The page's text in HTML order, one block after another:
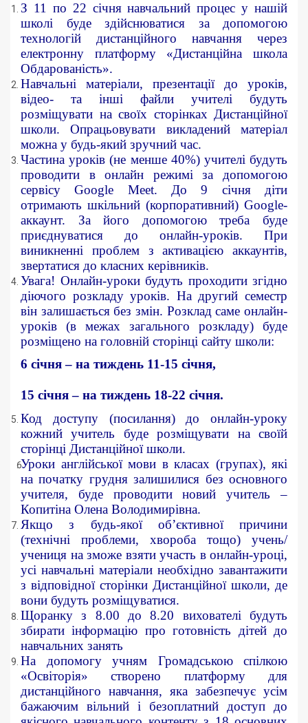
З 11 по 22 січня навчальний процес у нашій
школі буде здійснюватися за допомогою
технологій дистанційного навчання через
електронну платформу «Дистанційна школа
Обдарованість».
Навчальні матеріали, презентації до уроків,
відео- та інші файли учителі будуть
розміщувати на своїх сторінках Дистанційної
школи. Опрацьовувати викладений матеріал
можна у будь-який зручний час.
Частина уроків (не менше 40%) учителі будуть
проводити в онлайн режимі за допомогою
сервісу Google Meet. До 9 січня діти
отримають шкільний (корпоративний) Google-
аккаунт. За його допомогою треба буде
приєднуватися до онлайн-уроків. При
виникненні проблем з активацією аккаунтів,
звертатися до класних керівників.
Увага! Онлайн-уроки будуть проходити згідно
діючого розкладу уроків. На другий семестр
він залишається без змін. Розклад саме онлайн-
уроків (в межах загального розкладу) буде
розміщено на головній сторінці сайту школи:
6 січня – на тиждень 11-15 січня,
15 січня – на тиждень 18-22 січня.
Код доступу (посилання) до онлайн-уроку
кожний учитель буде розміщувати на своїй
сторінці Дистанційної школи.
Уроки англійської мови в класах (групах), які
на початку грудня залишилися без основного
учителя, буде проводити новий учитель –
Копитіна Олена Володимирівна.
Якщо з будь-якої об’єктивної причини
(технічні проблеми, хвороба тощо) учень/
учениця на зможе взяти участь в онлайн-уроці,
усі навчальні матеріали необхідно завантажити
з відповідної сторінки Дистанційної школи, де
вони будуть розміщуватися.
Щоранку з 8.00 до 8.20 вихователі будуть
збирати інформацію про готовність дітей до
навчальних занять
На допомогу учням Громадською спілкою
«Освіторія» створено платформу для
дистанційного навчання, яка забезпечує усім
бажаючим вільний і безоплатний доступ до